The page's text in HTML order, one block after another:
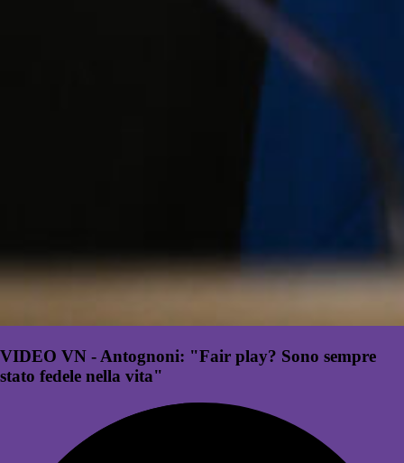
VIDEO VN - Antognoni: "Fair play? Sono sempre
stato fedele nella vita"